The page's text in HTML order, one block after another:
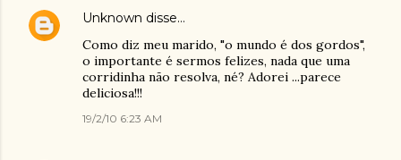
Unknown disse…
Como diz meu marido, "o mundo é dos gordos",
o importante é sermos felizes, nada que uma
corridinha não resolva, né? Adorei ...parece
deliciosa!!!
19/2/10 6:23 AM